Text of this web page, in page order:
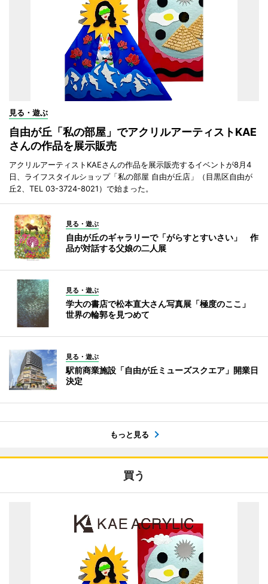
見る・遊ぶ
自由が丘「私の部屋」でアクリルアーティストKAE
さんの作品を展示販売
アクリルアーティストKAEさんの作品を展示販売するイベントが8月4
日、ライフスタイルショップ「私の部屋 自由が丘店」（目黒区自由が
丘2、TEL 03-3724-8021）で始まった。
見る・遊ぶ
自由が丘のギャラリーで「がらすとすいさい」 作
品が対話する父娘の二人展
見る・遊ぶ
学大の書店で松本直大さん写真展「極度のここ」
世界の輪郭を見つめて
見る・遊ぶ
駅前商業施設「自由が丘ミューズスクエア」開業日
決定
もっと見る
買う